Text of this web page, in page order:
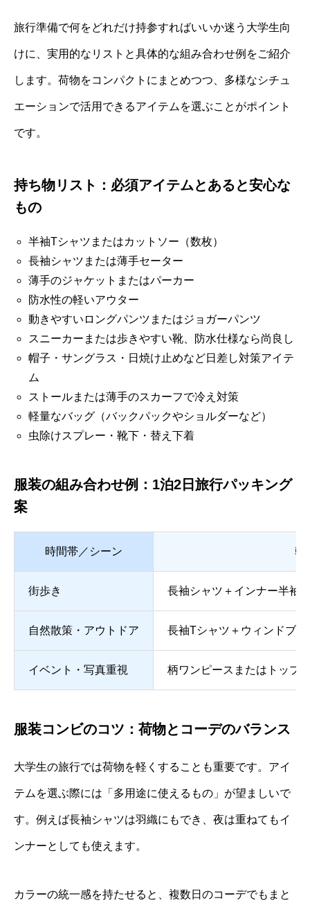
旅行準備で何をどれだけ持参すればいいか迷う大学生向
けに、実用的なリストと具体的な組み合わせ例をご紹介
します。荷物をコンパクトにまとめつつ、多様なシチュ
エーションで活用できるアイテムを選ぶことがポイント
です。
持ち物リスト：必須アイテムとあると安心な
もの
半袖Tシャツまたはカットソー（数枚）
長袖シャツまたは薄手セーター
薄手のジャケットまたはパーカー
防水性の軽いアウター
動きやすいロングパンツまたはジョガーパンツ
スニーカーまたは歩きやすい靴、防水仕様なら尚良し
帽子・サングラス・日焼け止めなど日差し対策アイテ
ム
ストールまたは薄手のスカーフで冷え対策
軽量なバッグ（バックパックやショルダーなど）
虫除けスプレー・靴下・替え下着
服装の組み合わせ例：1泊2日旅行パッキング
案
時間帯／シーン 朝
街歩き 長袖シャツ＋インナー半袖
自然散策・アウトドア 長袖Tシャツ＋ウィンドブ
イベント・写真重視 柄ワンピースまたはトップ
服装コンビのコツ：荷物とコーデのバランス
大学生の旅行では荷物を軽くすることも重要です。アイ
テムを選ぶ際には「多用途に使えるもの」が望ましいで
す。例えば長袖シャツは羽織にもでき、夜は重ねてもイ
ンナーとしても使えます。
カラーの統一感を持たせると、複数日のコーデでもまと